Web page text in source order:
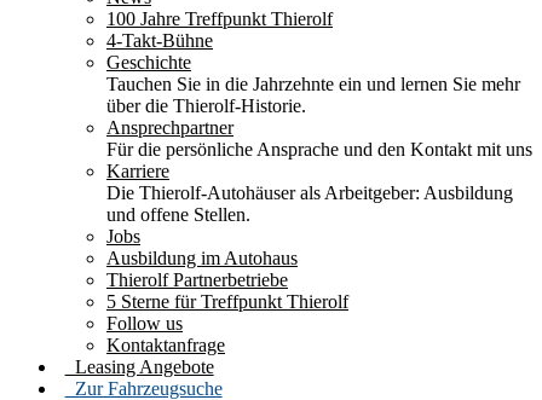
100 Jahre Treffpunkt Thierolf
4-Takt-Bühne
Geschichte
Tauchen Sie in die Jahrzehnte ein und lernen Sie mehr
über die Thierolf-Historie.
Ansprechpartner
Für die persönliche Ansprache und den Kontakt mit uns
Karriere
Die Thierolf-Autohäuser als Arbeitgeber: Ausbildung
und offene Stellen.
Jobs
Ausbildung im Autohaus
Thierolf Partnerbetriebe
5 Sterne für Treffpunkt Thierolf
Follow us
Kontaktanfrage
Leasing Angebote
Zur Fahrzeugsuche